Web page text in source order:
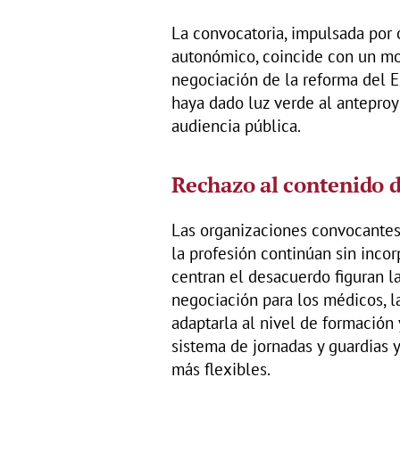
La convocatoria, impulsada
autonómico, coincide con un
negociación de la reforma del
haya dado luz verde al
audiencia pública.
Rechazo al contenido
Las organizaciones
la profesión continúan sin
centran el desacuerdo figuran
negociación para los médicos,
adaptarla al nivel de
sistema de jornadas y
más flexibles.